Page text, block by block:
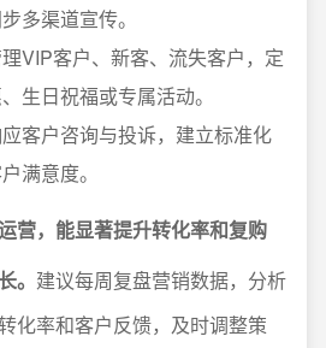
多渠道宣传。
VIP客户、新客、流失客户，定
生日祝福或专属活动。
客户咨询与投诉，建立标准化
满意度。
营，能显著提升转化率和复购
。 建议每周复盘营销数据，分析
化率和客户反馈，及时调整策